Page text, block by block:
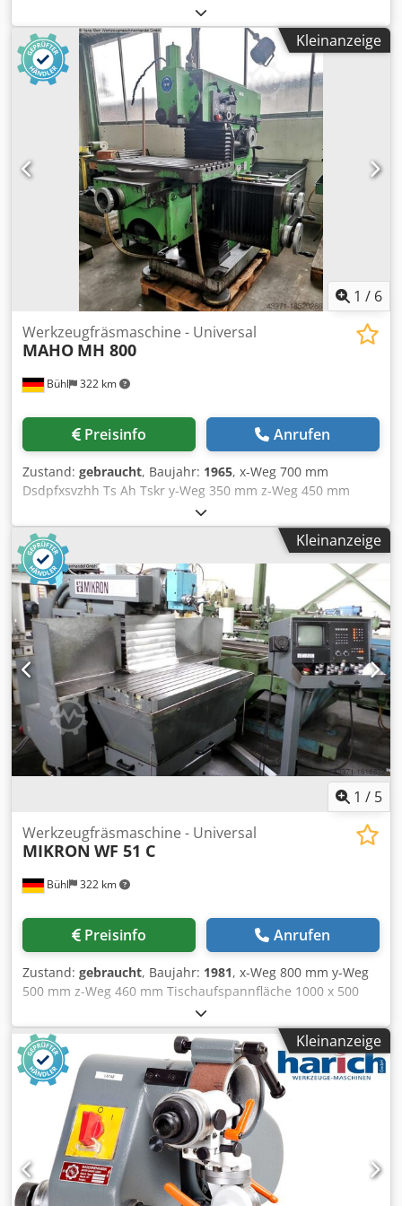
Stufen / Bereich: 16 / 10 – 1.800 / 2,5 – 450 mm/min
Eilgang: 4.000 / 1.000 mm/min Tisch: Tischfläche (Breite x
Länge): 630 x 1.800 mm Max. Tischbelastung (axial): 1.500
kg
Werkstattkran Laufkran NP: über 40.000,00 € mit Weiche
links Hand Art. Nr. 87396344 ( allein 11.000,00 € netto NP )
6x 6m Geradstück 2x 5m 4x 2m 3x 1,5m (60 laufende Meter
Geradstücke mit integrierter, innen liegender
Stromschiene, kein Schleppkabel notwendig !) 2x Bogen 90
Grad KBKII-R mit allen benötigten Teile wie Rollfahrwerke,
Aufhängungen Klemmen u.s.w. Option 4x DEMAG
Elektrokettenzug PK5 N-F 500kg, 2 Geschwindigkeiten (
gehören zur Anlage , aber nicht bindend ), sehr guter
Zustand Anlage im geprüften Zustand mit Prüfbuch, voll
funktionstüchtig, sofort einsetzbar Dkedpfx Ahev Uvdpe
Ter Info: über 20000 DEMAG Artikel auf Lager / over 20000
DEMAG spare parts warehouse ! Schauen Sie auch auf
meine anderen Angebote aus meinem Lagerbestand !
Kleinanzeige
1 / 6
Bühl 322 km
Werkzeugfräsmaschine - Universal
MAHO MH 800
Preisinfo Anrufen
Zustand: gebraucht, Baujahr: 1965, x-Weg 700 mm
Dsdpfxsvzhh Ts Ah Tskr y-Weg 350 mm z-Weg 450 mm
Tischaufspannfläche 940 x 510 mm Spindelaufnahme SK
40 Spindeldrehzahlen 32 - 1600 U/min Vorschübe - längs
u. quer 8 - 400 mm/min Vorschübe - senkrecht 4 - 200
mm/min Gesamtleistungsbedarf 4,5 kW Abmessungen der
Maschine L x B x H 1,85 x 1,62 x 1,83 m Zubehör:
wegschwenkbarer Vertikalkopf mit ausfahrbarer Pinole,
Univ.-Tisch, Gegenlager, Kühlmitteleinrichtung
Kleinanzeige
1 / 5
Bühl 322 km
Werkzeugfräsmaschine - Universal
MIKRON WF 51 C
Preisinfo Anrufen
Zustand: gebraucht, Baujahr: 1981, x-Weg 800 mm y-Weg
500 mm z-Weg 460 mm Tischaufspannfläche 1000 x 500
mm Spindelaufnahme SK 40 Steuerung HEIDENHAIN TNC
150 Spindeldrehzahlen 31,5 - 3150 U/min Vorschübe -
längs/quer/senkrecht 1 - 3000 mm/min Dsdetqqpljpfx Ah
Tskr Eilgang längs und quer 6 m/min Eilgang senkrecht 4
m/min Pinolenhub 110 mm Abstand Spindelnase und
Tisch max. 559 mm Tischbelastung max. 500 kg
Gesamtleistungsbedarf 14 kW Maschinengewicht ca. 3,1 t
Abmessungen der Maschine L x B x H 2,15 x 1,8 x 2,15 m
Zubehör: Vertikalkopf mit hydr. Werkzeugspanner und
ausfahrbarer Pinole, fester Tisch, Kühlmitteleinrichtung
Kleinanzeige